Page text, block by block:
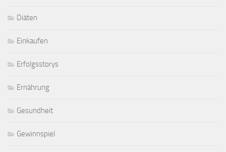
Diäten
Einkaufen
Erfolgsstorys
Ernährung
Gesundheit
Gewinnspiel